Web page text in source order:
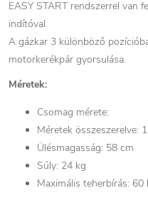
EASY START rendszerrel van
indítóval.
A gázkar 3 különböző
motorkerékpár gyorsulása.
Méretek:
Csomag mérete:
Méretek összeszerelve:
Ülésmagasság: 58 cm
Súly: 24 kg
Maximális teherbírás: 60